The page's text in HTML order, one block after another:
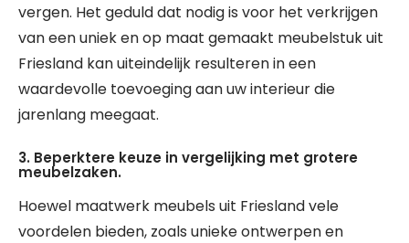
vergen. Het geduld dat nodig is voor het verkrijgen
van een uniek en op maat gemaakt meubelstuk uit
Friesland kan uiteindelijk resulteren in een
waardevolle toevoeging aan uw interieur die
jarenlang meegaat.
3. Beperktere keuze in vergelijking met grotere
meubelzaken.
Hoewel maatwerk meubels uit Friesland vele
voordelen bieden, zoals unieke ontwerpen en